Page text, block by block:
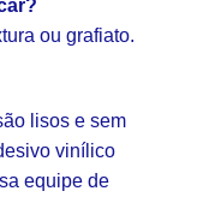
ou grafiato.
lisos e sem
vinílico
equipe de